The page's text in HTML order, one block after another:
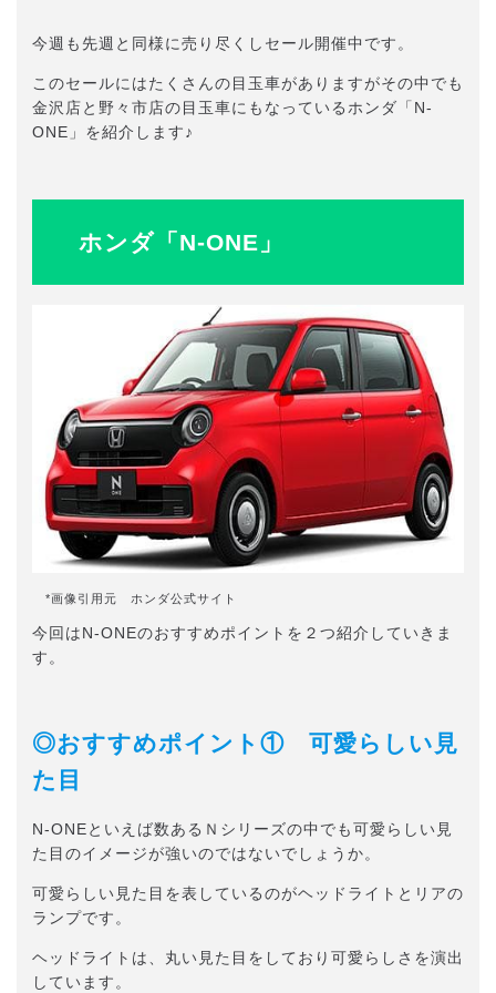
今週も先週と同様に売り尽くしセール開催中です。
このセールにはたくさんの目玉車がありますがその中でも
金沢店と野々市店の目玉車にもなっているホンダ「N-
ONE」を紹介します♪
ホンダ「N-ONE」
*画像引用元 ホンダ公式サイト
今回はN-ONEのおすすめポイントを２つ紹介していきま
す。
◎おすすめポイント① 可愛らしい見
た目
N-ONEといえば数あるＮシリーズの中でも可愛らしい見
た目のイメージが強いのではないでしょうか。
可愛らしい見た目を表しているのがヘッドライトとリアの
ランプです。
ヘッドライトは、丸い見た目をしており可愛らしさを演出
しています。